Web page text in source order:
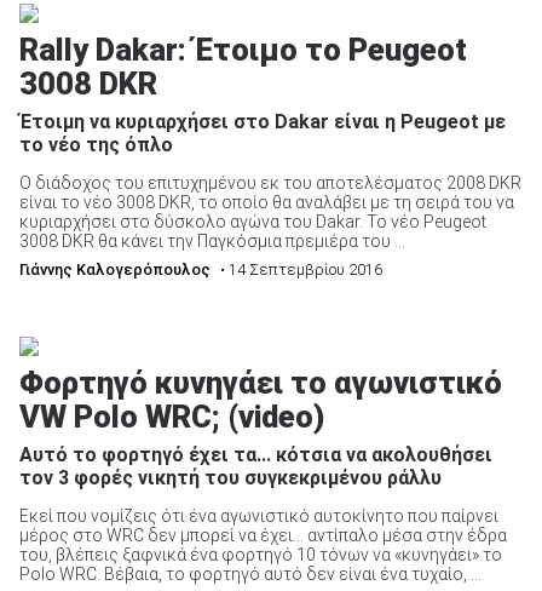
Rally Dakar: Έτοιμο το Peugeot
3008 DKR
Έτοιμη να κυριαρχήσει στο Dakar είναι η Peugeot με
το νέο της όπλο
Ο διάδοχος του επιτυχημένου εκ του αποτελέσματος 2008 DKR
είναι το νέο 3008 DKR, το οποίο θα αναλάβει με τη σειρά του να
κυριαρχήσει στο δύσκολο αγώνα του Dakar. Το νέο Peugeot
3008 DKR θα κάνει την Παγκόσμια πρεμιέρα του ...
Γιάννης Καλογερόπουλος • 14 Σεπτεμβρίου 2016
Φορτηγό κυνηγάει το αγωνιστικό
VW Polo WRC; (video)
Αυτό το φορτηγό έχει τα... κότσια να ακολουθήσει
τον 3 φορές νικητή του συγκεκριμένου ράλλυ
Εκεί που νομίζεις ότι ένα αγωνιστικό αυτοκίνητο που παίρνει
μέρος στο WRC δεν μπορεί να έχει… αντίπαλο μέσα στην έδρα
του, βλέπεις ξαφνικά ένα φορτηγό 10 τόνων να «κυνηγάει» το
Polo WRC. Βέβαια, το φορτηγό αυτό δεν είναι ένα τυχαίο, ...